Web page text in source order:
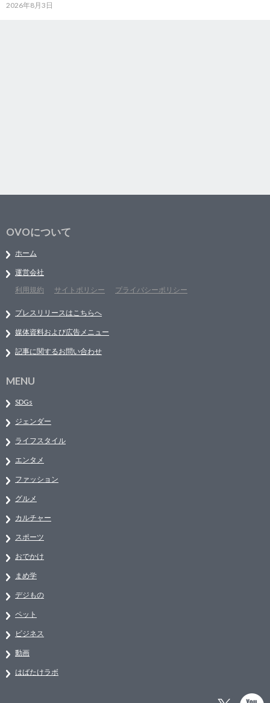
2026年8月3日
OVOについて
ホーム
運営会社
利用規約
サイトポリシー プライバシーポリシー
プレスリリースはこちらへ
媒体資料および広告メニュー
記事に関するお問い合わせ
MENU
SDGs
ジェンダー
ライフスタイル
エンタメ
ファッション
グルメ
カルチャー
スポーツ
おでかけ
まめ学
デジもの
ペット
ビジネス
動画
はばたけラボ